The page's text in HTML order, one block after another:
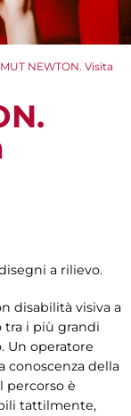
NEWTON. Visita
a rilievo.
disabilità visiva a
tra i più grandi
Un operatore
conoscenza della
percorso è
tattilmente,